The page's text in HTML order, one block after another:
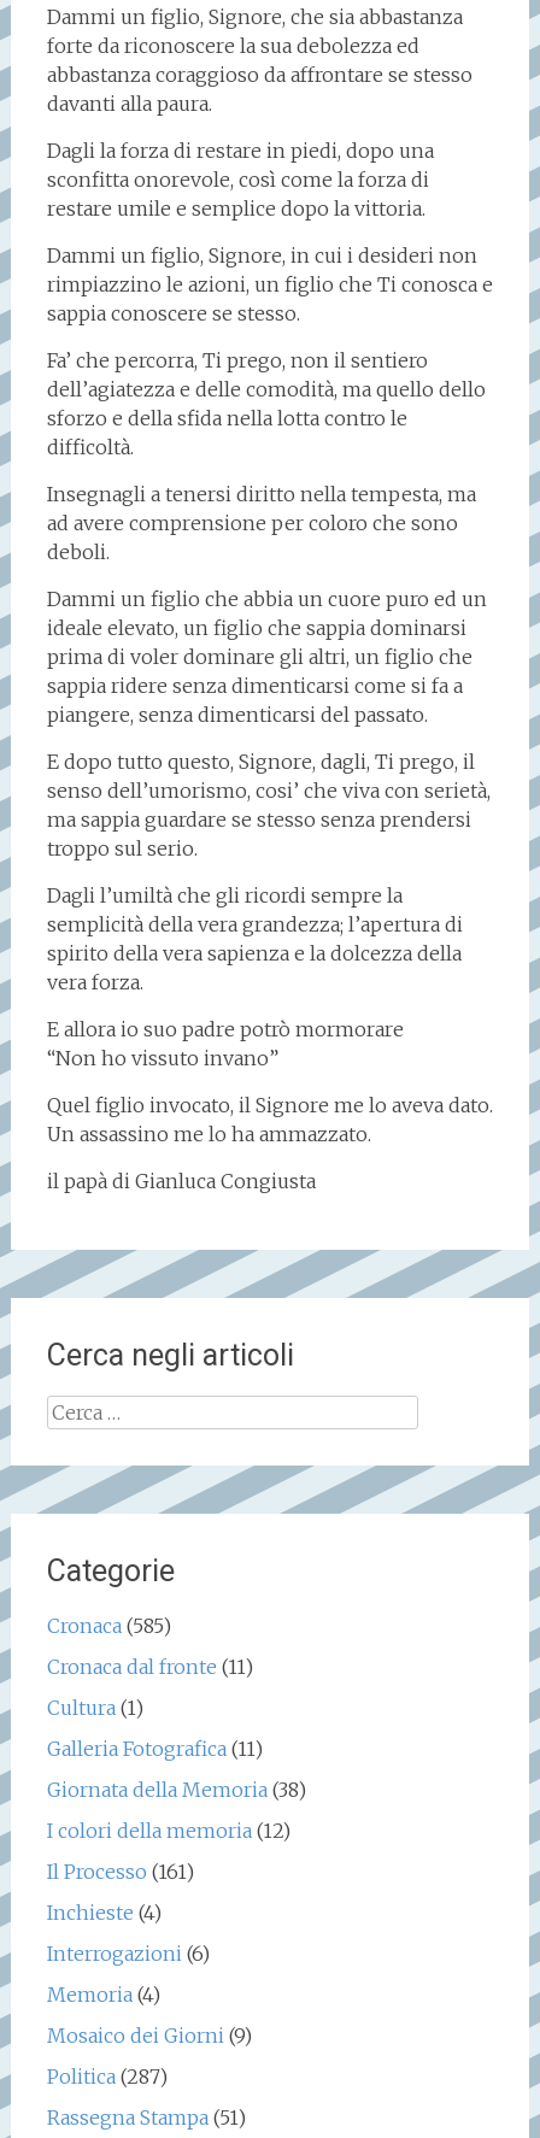
Dammi un figlio, Signore, che sia abbastanza
forte da riconoscere la sua debolezza ed
abbastanza coraggioso da affrontare se stesso
davanti alla paura.
Dagli la forza di restare in piedi, dopo una
sconfitta onorevole, così come la forza di
restare umile e semplice dopo la vittoria.
Dammi un figlio, Signore, in cui i desideri non
rimpiazzino le azioni, un figlio che Ti conosca e
sappia conoscere se stesso.
Fa’ che percorra, Ti prego, non il sentiero
dell’agiatezza e delle comodità, ma quello dello
sforzo e della sfida nella lotta contro le
difficoltà.
Insegnagli a tenersi diritto nella tempesta, ma
ad avere comprensione per coloro che sono
deboli.
Dammi un figlio che abbia un cuore puro ed un
ideale elevato, un figlio che sappia dominarsi
prima di voler dominare gli altri, un figlio che
sappia ridere senza dimenticarsi come si fa a
piangere, senza dimenticarsi del passato.
E dopo tutto questo, Signore, dagli, Ti prego, il
senso dell’umorismo, cosi’ che viva con serietà,
ma sappia guardare se stesso senza prendersi
troppo sul serio.
Dagli l’umiltà che gli ricordi sempre la
semplicità della vera grandezza; l’apertura di
spirito della vera sapienza e la dolcezza della
vera forza.
E allora io suo padre potrò mormorare
“Non ho vissuto invano”
Quel figlio invocato, il Signore me lo aveva dato.
Un assassino me lo ha ammazzato.
il papà di Gianluca Congiusta
Cerca negli articoli
Ricerca
Categorie
Cronaca(585)
Cronaca dal fronte (11)
Cultura(1)
Galleria Fotografica(11)
Giornata della Memoria(38)
I colori della memoria(12)
Il Processo (161)
Inchieste (4)
Interrogazioni(6)
Memoria(4)
Mosaico dei Giorni(9)
Politica(287)
Rassegna Stampa(51)